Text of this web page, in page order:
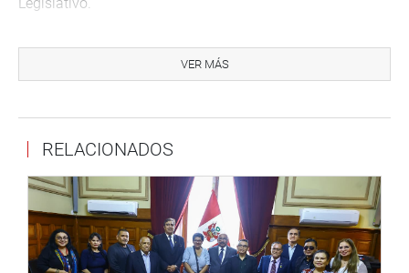
Puede encontrar más información en nuestra página web
y redes sociales.
https://www.facebook.com/congresodelarepublicadelperu?
Twitter:https://twitter.com/congresoperu
https://twitter.com/congresoperu>
Youtube: http://www.youtube.com/congresoperu
http://www.youtube.com/congresoperu>
VER MÁS
RELACIONADOS